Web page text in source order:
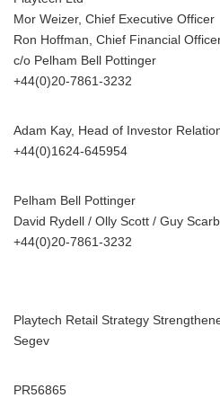
Mor Weizer, Chief Executive Officer
Ron Hoffman, Chief Financial
c/o Pelham Bell Pottinger
+44(0)20-7861-3232
Adam Kay, Head of Investor
+44(0)1624-645954
Pelham Bell Pottinger
David Rydell / Olly Scott / Guy
+44(0)20-7861-3232
Playtech Retail Strategy
Segev
PR56865